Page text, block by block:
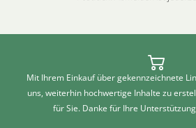
Mit Ihrem Einkauf über gekennzeichnete
uns, weiterhin hochwertige Inhalte zu
für Sie. Danke für Ihre